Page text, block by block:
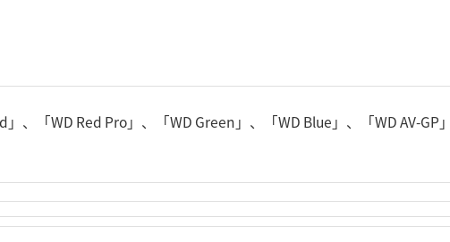
、「WD Red Pro」、「WD Green」、「WD Blue」、「WD AV-GP